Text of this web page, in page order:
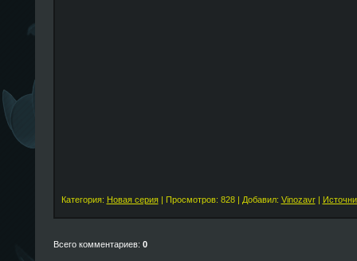
Категория: Новая серия| Просмотров: 828 | Добавил: Vinozavr|
Всего комментариев: 0